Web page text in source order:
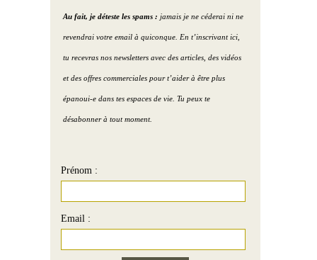
Au fait, je déteste les spams : jamais je ne céderai ni ne
revendrai votre email à quiconque. En t’inscrivant ici,
tu recevras nos newsletters avec des articles, des vidéos
et des offres commerciales pour t’aider à être plus
épanoui-e dans tes espaces de vie. Tu peux te
désabonner à tout moment.
Prénom :
Email :